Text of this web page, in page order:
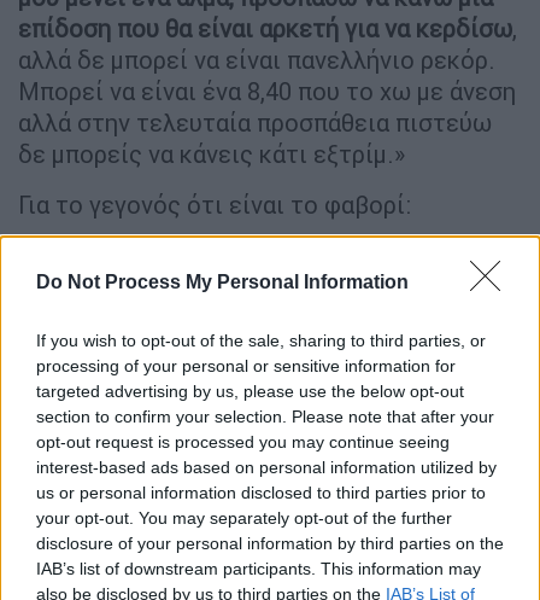
Do Not Process My Personal Information
If you wish to opt-out of the sale, sharing to third parties, or
processing of your personal or sensitive information for
targeted advertising by us, please use the below opt-out
section to confirm your selection. Please note that after your
opt-out request is processed you may continue seeing
interest-based ads based on personal information utilized by
us or personal information disclosed to third parties prior to
your opt-out. You may separately opt-out of the further
disclosure of your personal information by third parties on the
IAB’s list of downstream participants. This information may
also be disclosed by us to third parties on the IAB’s List of
επίδοση που θα είναι αρκετή για να κερδίσω,
αλλά δε μπορεί να είναι πανελλήνιο ρεκόρ.
Μπορεί να είναι ένα 8,40 που το χω με άνεση
αλλά στην τελευταία προσπάθεια πιστεύω
δε μπορείς να κάνεις κάτι εξτρίμ.»
Για το γεγονός ότι είναι το φαβορί:
«Και στο Παγκόσμιο του Κλειστού ήμουν το
φαβορί και όλοι περίμεναν και έκανα αυτό
ξέρω τι πρέπει να κάνω»
Για το τι άλλαξε μετά το χρυσό στους
Ολυμπιακούς Αγώνες:
«Δεν άλλαξε τίποτα μετά το χρυσό στο
Τόκιο.Μόνο ότι έχω περισσότερους φανς,
με παρακολουθεί περισσότερος κόσμος, έχω
και περισσότερους χορηγούς…Αυτά. Νομίζω